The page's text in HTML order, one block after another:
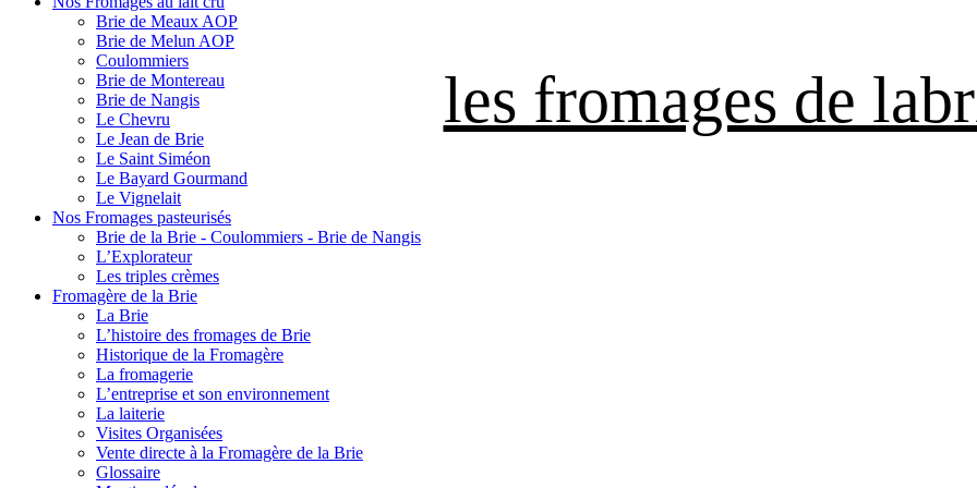
les fromages de
Brie de Meaux AOP
Brie de Melun AOP
Coulommiers
Brie de Montereau
Brie de Nangis
Le Chevru
Le Jean de Brie
Le Saint Siméon
Le Bayard Gourmand
Le Vignelait
Nos Fromages pasteurisés
Brie de la Brie - Coulommiers - Brie de Nangis
L’Explorateur
Les triples crèmes
Fromagère de la Brie
La Brie
L’histoire des fromages de Brie
Historique de la Fromagère
La fromagerie
L’entreprise et son environnement
La laiterie
Visites Organisées
Vente directe à la Fromagère de la Brie
Glossaire